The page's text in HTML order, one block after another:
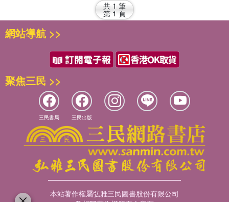
共 1 筆
第 1 頁
網站導航 >>
聚焦三民 >>
三民書局 三民出版
本站著作權屬弘雅三民圖書股份有限公司